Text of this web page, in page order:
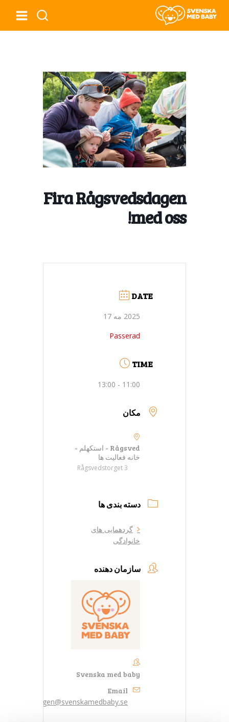
Fira Rågsvedsdagen
med oss!
DATE
2025 مه 17
Passerad
TIME
11:00 - 13:00
مکان
Rågsved - استکهلم -
خانه فعالیت ها
Rågsvedstorget 3
دسته بندی ها
گردهمایی های
خانوادگی
سازمان دهنده
Svenska med baby
Email
bokningen@svenskamedbaby.se